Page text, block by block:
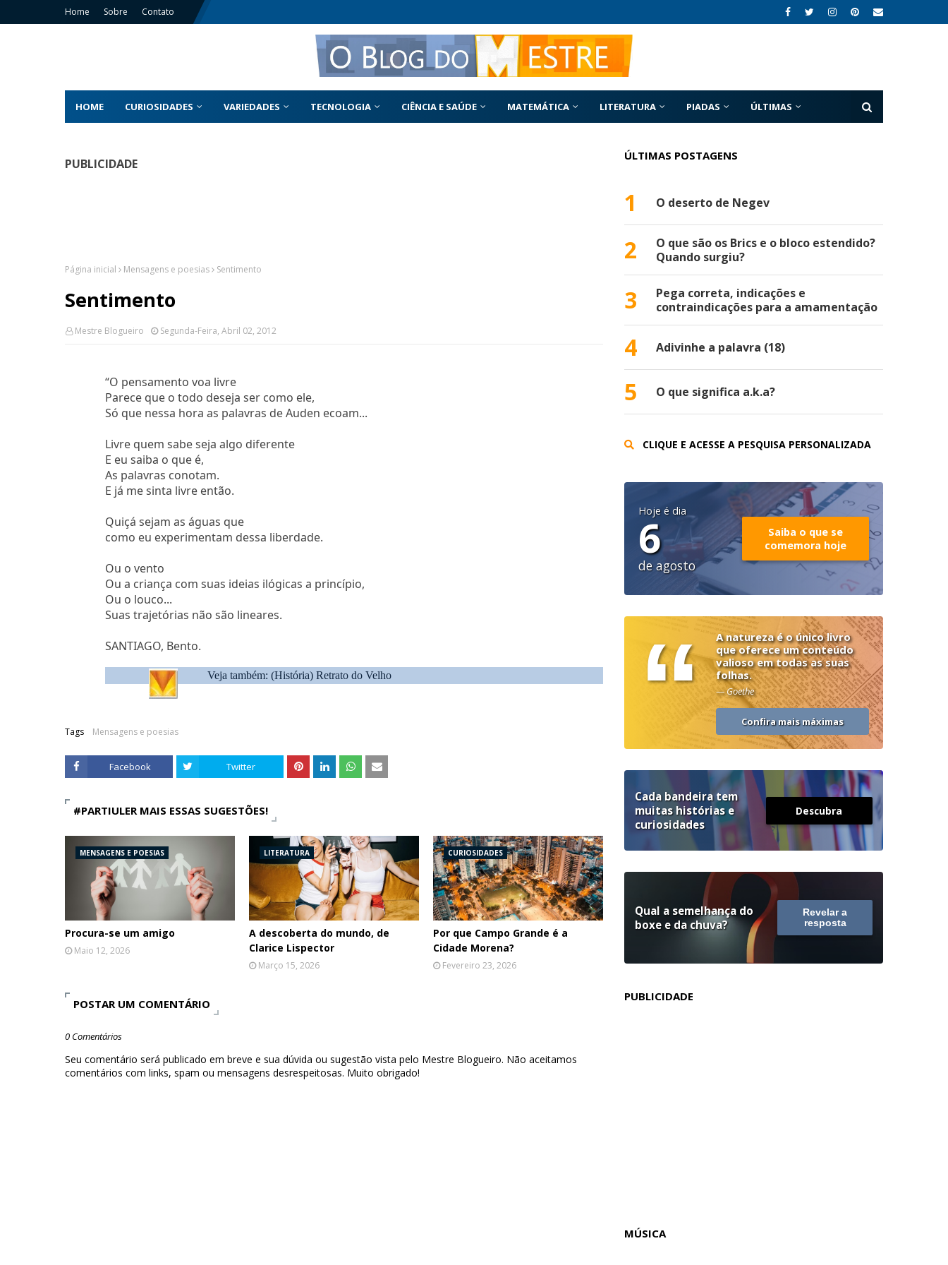
Home Sobre Contato
HOME CURIOSIDADES VARIEDADES TECNOLOGIA CIÊNCIA E SAÚDE MATEMÁTICA LITERATURA PIADAS ÚLTIMAS
PUBLICIDADE
Página inicial Mensagens e poesias Sentimento
Sentimento
Mestre Blogueiro Segunda-Feira, Abril 02, 2012
“O pensamento voa livre
Parece que o todo deseja ser como ele,
Só que nessa hora as palavras de Auden ecoam...
Livre quem sabe seja algo diferente
E eu saiba o que é,
As palavras conotam.
E já me sinta livre então.
Quiçá sejam as águas que
como eu experimentam dessa liberdade.
Ou o vento
Ou a criança com suas ideias ilógicas a princípio,
Ou o louco...
Suas trajetórias não são lineares.
SANTIAGO, Bento.
Veja também: (História) Retratodo Velho
Tags Mensagens e poesias
Facebook Twitter
#PARTIULER MAIS ESSAS SUGESTÕES!
MENSAGENS E POESIAS
Procura-se um amigo
Maio 12, 2026
LITERATURA
A descoberta do mundo, de
Clarice Lispector
Março 15, 2026
CURIOSIDADES
Por que Campo Grande é a
Cidade Morena?
Fevereiro 23, 2026
POSTAR UM COMENTÁRIO
0 Comentários
Seu comentário será publicado em breve e sua dúvida ou sugestão vista pelo Mestre Blogueiro. Não aceitamos
comentários com links, spam ou mensagens desrespeitosas. Muito obrigado!
ÚLTIMAS POSTAGENS
1 O deserto de Negev
2
O que são os Brics e o bloco estendido?
Quando surgiu?
3
Pega correta, indicações e
contraindicações para a amamentação
4 Adivinhe a palavra (18)
5 O que significa a.k.a?
CLIQUE E ACESSE A PESQUISA PERSONALIZADA
Hoje é dia
6
de agosto
Saiba o que se
comemora hoje
“
A natureza é o único livro
que oferece um conteúdo
valioso em todas as suas
folhas.
— Goethe
Confira mais máximas
Cada bandeira tem
muitas histórias e
curiosidades
Descubra
Qual a semelhança do
boxe e da chuva?
Revelar a
resposta
PUBLICIDADE
MÚSICA